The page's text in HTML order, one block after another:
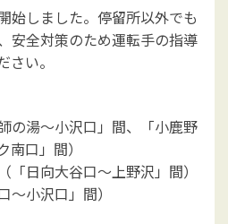
始しました。停留所以外でも
安全対策のため運転手の指導
い。
の湯～小沢口」間、「小鹿野
口」間）
日向大谷口～上野沢」間）
小沢口」間）